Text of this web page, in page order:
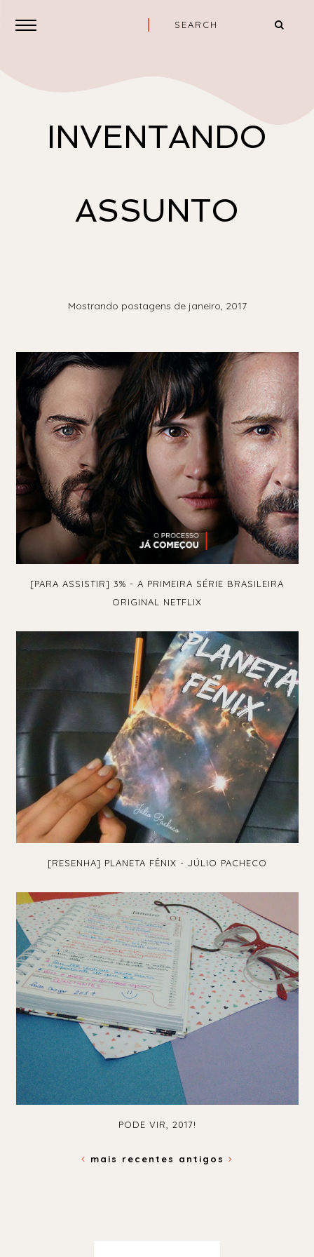
INVENTANDO
ASSUNTO
Mostrando postagens de janeiro, 2017
[PARA ASSISTIR] 3% - A PRIMEIRA SÉRIE BRASILEIRA
ORIGINAL NETFLIX
[RESENHA] PLANETA FÊNIX - JÚLIO PACHECO
PODE VIR, 2017!
mais recentes antigos